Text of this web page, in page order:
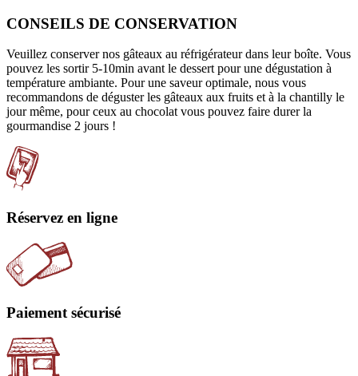
CONSEILS DE CONSERVATION
Veuillez conserver nos gâteaux au réfrigérateur dans leur boîte. Vous
pouvez les sortir 5-10min avant le dessert pour une dégustation à
température ambiante. Pour une saveur optimale, nous vous
recommandons de déguster les gâteaux aux fruits et à la chantilly le
jour même, pour ceux au chocolat vous pouvez faire durer la
gourmandise 2 jours !
Réservez en ligne
Paiement sécurisé